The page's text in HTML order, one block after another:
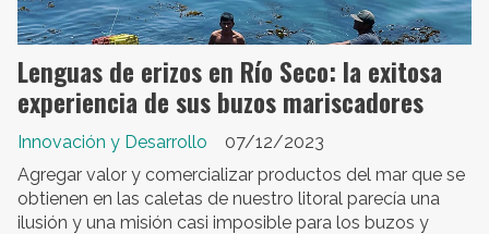
Lenguas de erizos en Río Seco: la exitosa
experiencia de sus buzos mariscadores
Innovación y Desarrollo
07/12/2023
Agregar valor y comercializar productos del mar que se
obtienen en las caletas de nuestro litoral parecía una
ilusión y una misión casi imposible para los buzos y